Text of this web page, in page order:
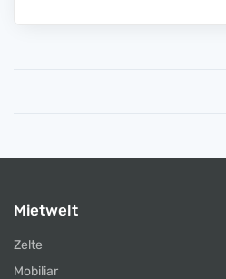
Mietwelt
Zelte
Mobiliar